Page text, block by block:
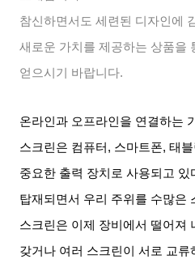
참신하면서도 세련된 디자인에
새로운 가치를 제공하는 상품을
얻으시기 바랍니다.
온라인과 오프라인을 연결하는
스크린은 컴퓨터 , 스마트폰,태
중요한 출력 장치로 사용되고 있
탑재되면서 우리 주위를 수많은
스크린은 이제 장비에서 떨어져
갖거나 여러 스크린이 서로 교류